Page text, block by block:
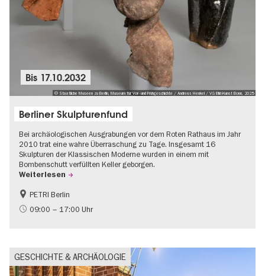
© Staatliche Museen zu Berlin, Museum für Vor- und Frühgeschichte / Andreas Henkel / VG Bild-Kunst Bonn, 2025
Bis 17.10.2032
Berliner Skulpturenfund
Bei archäologischen Ausgrabungen vor dem Roten Rathaus im Jahr
2010 trat eine wahre Überraschung zu Tage. Insgesamt 16
Skulpturen der Klassischen Moderne wurden in einem mit
Bombenschutt verfüllten Keller geborgen.
Weiterlesen
NS-Geschichte
PETRI Berlin
09:00 – 17:00 Uhr
GESCHICHTE & ARCHÄOLOGIE